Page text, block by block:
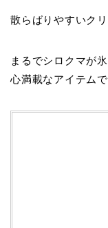
散らばりやすいク
まるでシロクマが
心満載なアイテムで